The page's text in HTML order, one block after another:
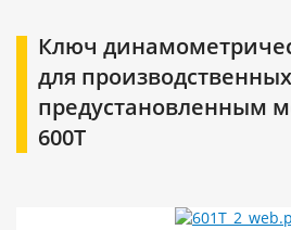
Ключ
для
предустановленным
600T